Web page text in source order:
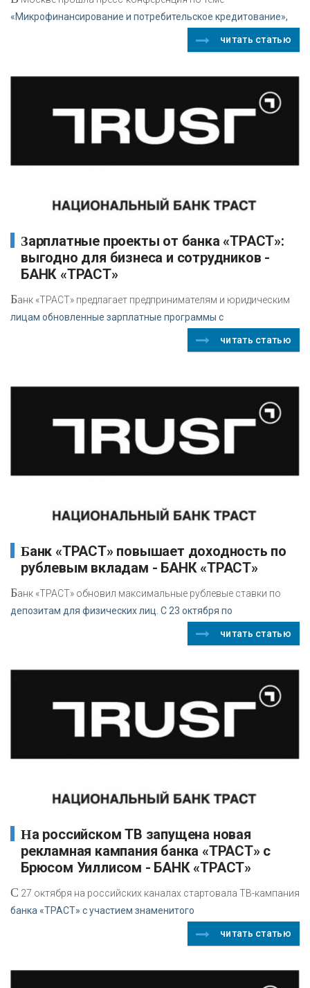
«Микрофинансирование и потребительское кредитование»,
читать статью
Зарплатные проекты от банка «ТРАСТ»:
выгодно для бизнеса и сотрудников -
БАНК «ТРАСТ»
Банк «ТРАСТ» предлагает предпринимателям и юридическим
лицам обновленные зарплатные программы с
читать статью
Банк «ТРАСТ» повышает доходность по
рублевым вкладам - БАНК «ТРАСТ»
Банк «ТРАСТ» обновил максимальные рублевые ставки по
депозитам для физических лиц. С 23 октября по
читать статью
На российском ТВ запущена новая
рекламная кампания банка «ТРАСТ» с
Брюсом Уиллисом - БАНК «ТРАСТ»
С 27 октября на российских каналах стартовала ТВ-кампания
банка «ТРАСТ» с участием знаменитого
читать статью